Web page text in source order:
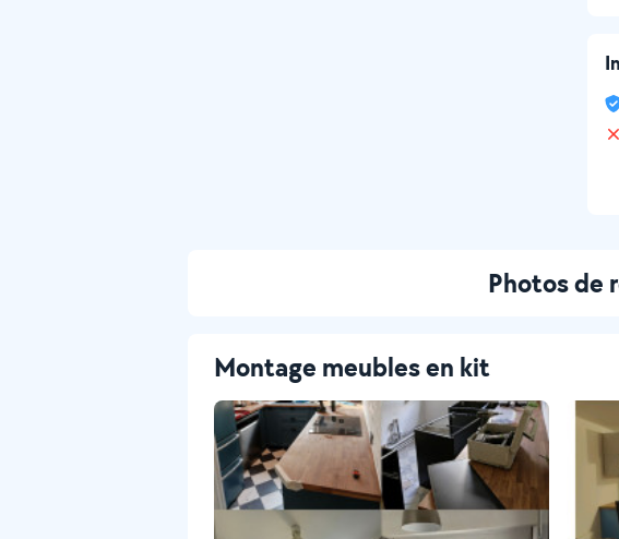
Photos de
Montage meubles en kit